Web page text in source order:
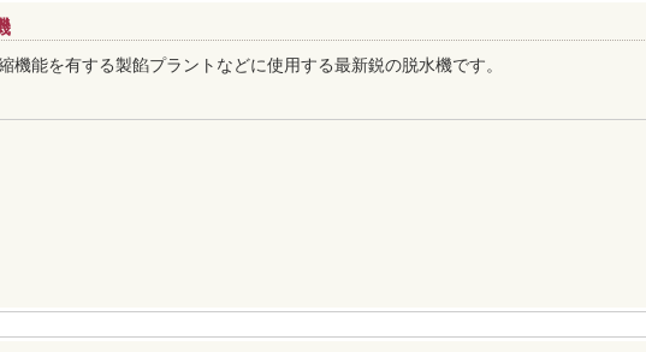
機能を有する製餡プラントなどに使用する最新鋭の脱水機です。